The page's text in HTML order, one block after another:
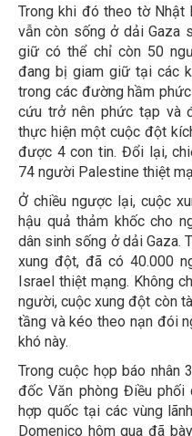
Trong khi đó theo tờ Nhật
vẫn còn sống ở dải Gaza
giữ có thể chỉ còn 50
đang bị giam giữ tại các
trong các đường hầm
cứu trở nên phức tạp và
thực hiện một cuộc đột
được 4 con tin. Đổi lại,
74 người Palestine thiệt
Ở chiều ngược lại, cuộc
hậu quả thảm khốc cho
dân sinh sống ở dải Gaza.
xung đột, đã có 40.000
Israel thiệt mạng. Không
người, cuộc xung đột còn
tầng và kéo theo nạn đói
khó này.
Trong cuộc họp báo nhân
đốc Văn phòng Điều phối
hợp quốc tại các vùng
Domenico hôm qua đã